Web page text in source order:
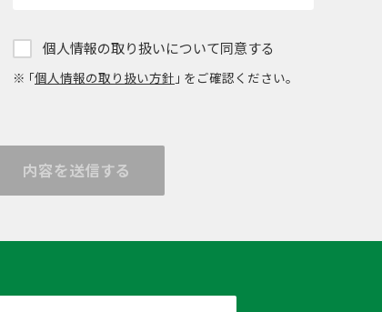
個人情報の取り扱いについて同意する
※ ｢個人情報の取り扱い方針 ｣ をご確認ください。
内容を送信する